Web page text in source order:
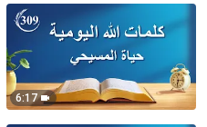
6:17